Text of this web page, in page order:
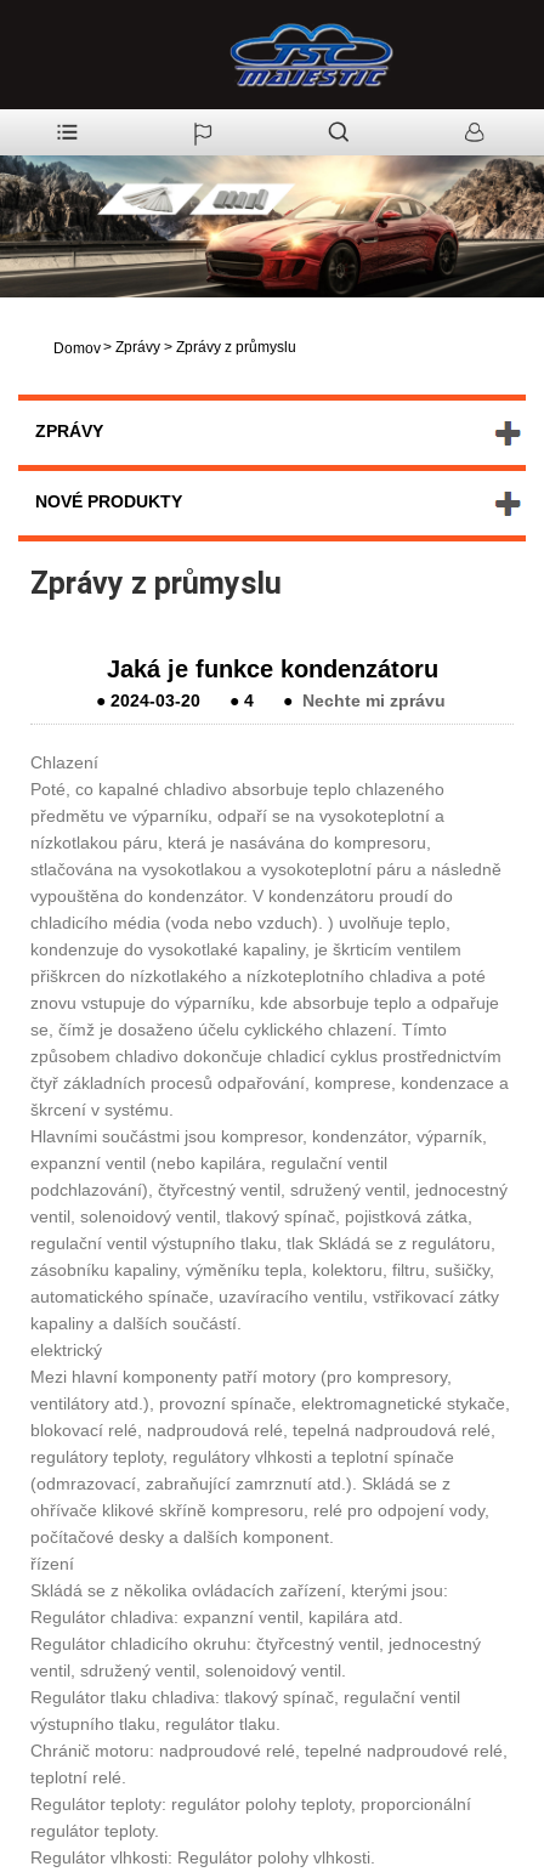
Domov> Zprávy > Zprávy z průmyslu
ZPRÁVY
NOVÉ PRODUKTY
Zprávy z průmyslu
Jaká je funkce kondenzátoru
●2024-03-20 ●4 ● Nechte mi zprávu
Chlazení
Poté, co kapalné chladivo absorbuje teplo chlazeného
předmětu ve výparníku, odpaří se na vysokoteplotní a
nízkotlakou páru, která je nasávána do kompresoru,
stlačována na vysokotlakou a vysokoteplotní páru a následně
vypouštěna do kondenzátor. V kondenzátoru proudí do
chladicího média (voda nebo vzduch). ) uvolňuje teplo,
kondenzuje do vysokotlaké kapaliny, je škrticím ventilem
přiškrcen do nízkotlakého a nízkoteplotního chladiva a poté
znovu vstupuje do výparníku, kde absorbuje teplo a odpařuje
se, čímž je dosaženo účelu cyklického chlazení. Tímto
způsobem chladivo dokončuje chladicí cyklus prostřednictvím
čtyř základních procesů odpařování, komprese, kondenzace a
škrcení v systému.
Hlavními součástmi jsou kompresor, kondenzátor, výparník,
expanzní ventil (nebo kapilára, regulační ventil
podchlazování), čtyřcestný ventil, sdružený ventil, jednocestný
ventil, solenoidový ventil, tlakový spínač, pojistková zátka,
regulační ventil výstupního tlaku, tlak Skládá se z regulátoru,
zásobníku kapaliny, výměníku tepla, kolektoru, filtru, sušičky,
automatického spínače, uzavíracího ventilu, vstřikovací zátky
kapaliny a dalších součástí.
elektrický
Mezi hlavní komponenty patří motory (pro kompresory,
ventilátory atd.), provozní spínače, elektromagnetické stykače,
blokovací relé, nadproudová relé, tepelná nadproudová relé,
regulátory teploty, regulátory vlhkosti a teplotní spínače
(odmrazovací, zabraňující zamrznutí atd.). Skládá se z
ohřívače klikové skříně kompresoru, relé pro odpojení vody,
počítačové desky a dalších komponent.
řízení
Skládá se z několika ovládacích zařízení, kterými jsou:
Regulátor chladiva: expanzní ventil, kapilára atd.
Regulátor chladicího okruhu: čtyřcestný ventil, jednocestný
ventil, sdružený ventil, solenoidový ventil.
Regulátor tlaku chladiva: tlakový spínač, regulační ventil
výstupního tlaku, regulátor tlaku.
Chránič motoru: nadproudové relé, tepelné nadproudové relé,
teplotní relé.
Regulátor teploty: regulátor polohy teploty, proporcionální
regulátor teploty.
Regulátor vlhkosti: Regulátor polohy vlhkosti.